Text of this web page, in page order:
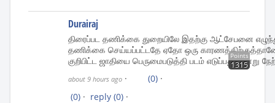
Durairaj
திரைப்பட தணிக்கை துறையிலே இதற்கு ஆட்சேபனை
தணிக்கை செய்யப்பட்டதே ஏதோ ஒரு
குறிபிட்ட ஜாதியை பெருமைபடுத்தி படம் எடுப்பது இன்று
Points
1315
about 9 hours ago · (0) ·
(0) · reply (0) ·